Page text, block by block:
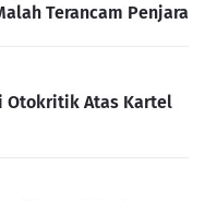
Terancam Penjara
Otokritik Atas Kartel